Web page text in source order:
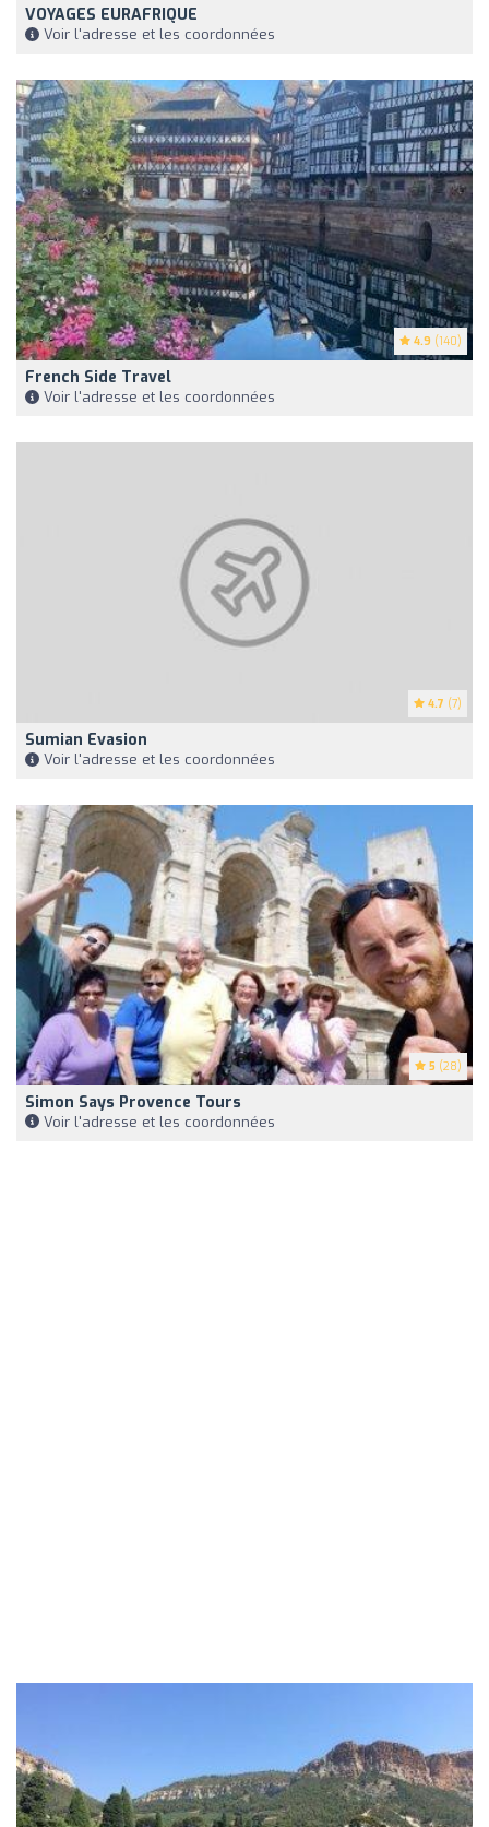
VOYAGES EURAFRIQUE
Voir l'adresse et les coordonnées
4.9 (140)
French Side Travel
Voir l'adresse et les coordonnées
4.7 (7)
Sumian Evasion
Voir l'adresse et les coordonnées
5 (28)
Simon Says Provence Tours
Voir l'adresse et les coordonnées